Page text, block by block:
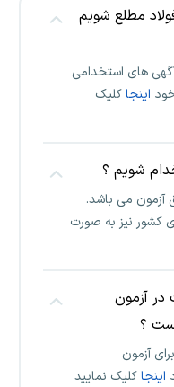
مطلع شویم
آگهی های استخدامی
اینجاکلیک
شویم ؟
آزمون می باشد.
کشور نیز به صورت
در آزمون
؟
آزمون
اینجاکلیک نمایید